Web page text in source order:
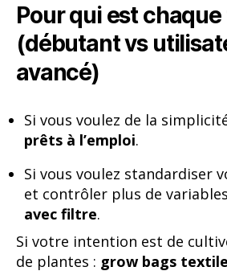
Pour qui est
(débutant vs
avancé)
Si vous voulez de la
prêts à l’emploi.
Si vous voulez standardiser
et contrôler plus de
avec filtre.
Si votre intention est de
de plantes : grow bags